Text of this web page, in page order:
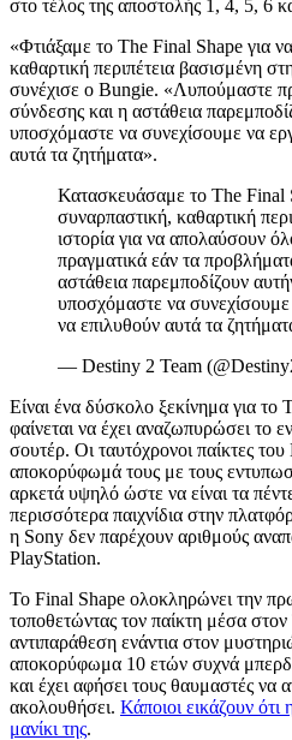
στο τέλος της αποστολής 1, 4, 5, 6
«Φτιάξαμε το The Final Shape για
καθαρτική περιπέτεια βασισμένη
συνέχισε ο Bungie. «Λυπούμαστε
σύνδεσης και η αστάθεια
υποσχόμαστε να συνεχίσουμε να
αυτά τα ζητήματα».
Κατασκευάσαμε το The Final
συναρπαστική, καθαρτική
ιστορία για να απολαύσουν
πραγματικά εάν τα
αστάθεια παρεμποδίζουν
υποσχόμαστε να
να επιλυθούν αυτά τα
— Destiny 2 Team
Είναι ένα δύσκολο ξεκίνημα για το
φαίνεται να έχει αναζωπυρώσει το
σουτέρ. Οι ταυτόχρονοι παίκτες
αποκορύφωμά τους με τους
αρκετά υψηλό ώστε να είναι τα
περισσότερα παιχνίδια στην
η Sony δεν παρέχουν αριθμούς
PlayStation.
Το Final Shape ολοκληρώνει την
τοποθετώντας τον παίκτη μέσα
αντιπαράθεση ενάντια στον
αποκορύφωμα 10 ετών συχνά
και έχει αφήσει τους θαυμαστές να
ακολουθήσει. Κάποιοι εικάζουν
μανίκι της.